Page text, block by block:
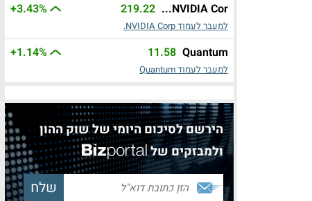
NVIDIA Cor...
219.22
+3.43%
למעבר לעמוד NVIDIA Corp.
Quantum
11.58
+1.14%
למעבר לעמוד Quantum
הירשם לסיכום היומי של שוק ההון
ולמבזקים של